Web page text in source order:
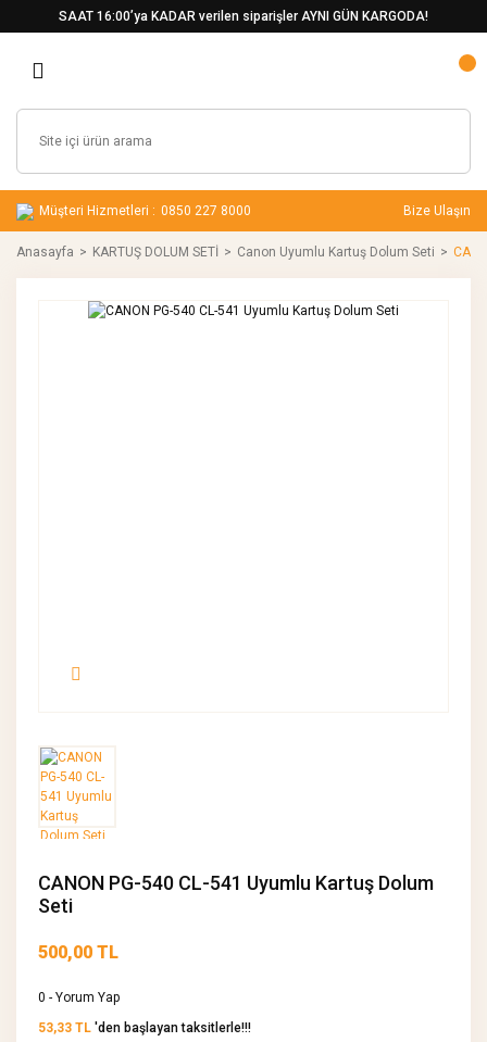
SAAT 16:00’ya KADAR verilen siparişler AYNI GÜN KARGODA!
Müşteri Hizmetleri : 0850 227 8000 Bize Ulaşın
Anasayfa KARTUŞ DOLUM SETİ Canon Uyumlu Kartuş Dolum Seti
CANON PG-540 CL-541 Uyumlu Kartuş Dolum
Seti
500,00 TL
0 - Yorum Yap
53,33 TL 'den başlayan taksitlerle!!!